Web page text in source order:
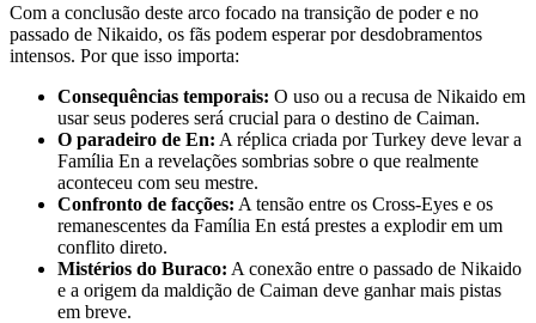
Com a conclusão deste arco focado na transição de poder e no
passado de Nikaido, os fãs podem esperar por desdobramentos
intensos. Por que isso importa:
Consequências temporais: O uso ou a recusa de Nikaido em
usar seus poderes será crucial para o destino de Caiman.
O paradeiro de En: A réplica criada por Turkey deve levar a
Família En a revelações sombrias sobre o que realmente
aconteceu com seu mestre.
Confronto de facções: A tensão entre os Cross-Eyes e os
remanescentes da Família En está prestes a explodir em um
conflito direto.
Mistérios do Buraco: A conexão entre o passado de Nikaido
e a origem da maldição de Caiman deve ganhar mais pistas
em breve.